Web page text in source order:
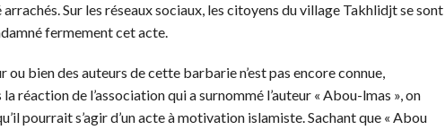
Sur les réseaux sociaux, les citoyens du village Takhlidjt se sont
fermement cet acte.
ou bien des auteurs de cette barbarie n’est pas encore connue,
réaction de l’association qui a surnommé l’auteur « Abou-lmas », on
pourrait s’agir d’un acte à motivation islamiste. Sachant que « Abou